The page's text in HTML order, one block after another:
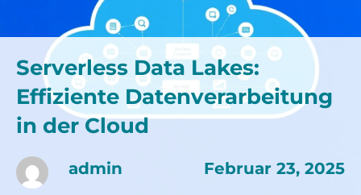
Serverless Data Lakes:
Effiziente Datenverarbeitung
in der Cloud
admin Februar 23, 2025